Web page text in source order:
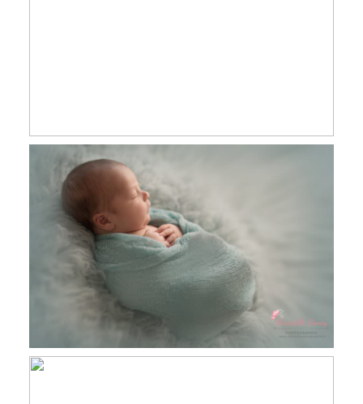
Jules, 9 jours, séance nouveau né
studio, Toulouse, Castres et Revel